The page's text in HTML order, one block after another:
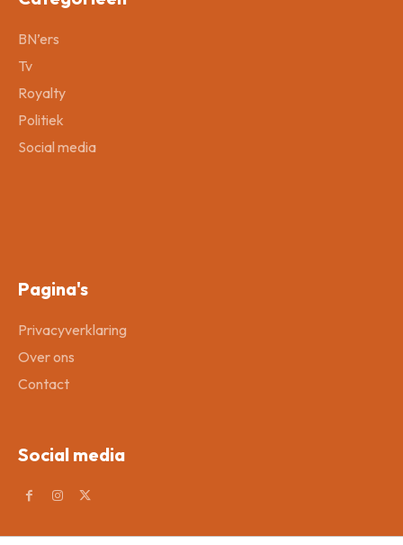
BN’ers
Tv
Royalty
Politiek
Social media
Pagina's
Privacyverklaring
Over ons
Contact
Social media